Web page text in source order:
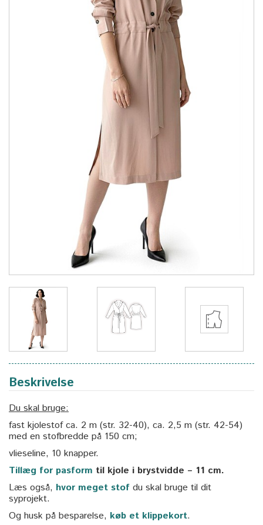
Beskrivelse
Du skal bruge:
fast kjolestof ca. 2 m (str. 32-40), ca. 2,5 m (str. 42-54)
med en stofbredde på 150 cm;
vlieseline, 10 knapper.
Tillæg for pasform til kjole i brystvidde – 11 cm.
Læs også, hvor meget stof du skal bruge til dit
syprojekt.
Og husk på besparelse, køb et klippekort.